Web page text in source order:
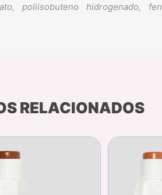
poliisobuteno hidrogenado,
RELACIONADOS